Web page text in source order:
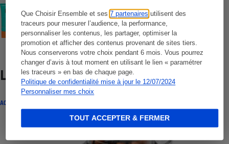
Que Choisir Ensemble et ses7 partenaires utilisent des
traceurs pour mesurer l’audience, la performance,
personnaliser les contenus, les partager, optimiser la
promotion et afficher des contenus provenant de sites tiers.
Nous conserverons votre choix pendant 6 mois. Vous pourrez
changer d’avis à tout moment en utilisant le lien « paramétrer
les traceurs » en bas de chaque page.
Politique de confidentialité mise à jour le 12/07/2024
Personnaliser mes choix
TOUT ACCEPTER & FERMER
Crèmes solaires visage - Le protocole
Lire aussi
ACTUALITÉ